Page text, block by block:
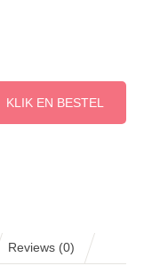
KLIK EN BESTEL
Reviews (0)